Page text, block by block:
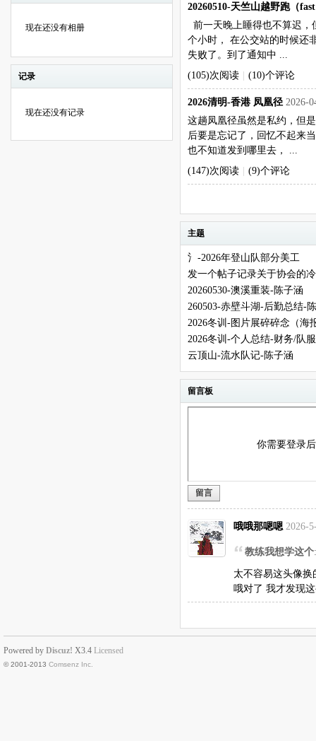
现在还没有相册
记录
现在还没有记录
20260510-天竺山越野跑（
前一天晚上睡得也不算迟
个小时， 在公交站的时候还
失败了。到了通知中 ...
(105)次阅读 | (10)个评论
2026清明-香港 凤凰径 2026-
这趟凤凰径虽然是私约，但
后要是忘记了，回忆不起来
也不知道发到哪里去， ...
(147)次阅读 | (9)个评论
主题
氵-2026年登山队部分美工
发一个帖子记录关于协会的
20260530-澳溪重装-陈子涵
260503-赤壁斗湖-后勤总结-
2026冬训-图片展碎碎念（
2026冬训-个人总结-财务/队
云顶山-流水队记-陈子涵
留言板
你需要登录
留言
哦哦那嗯嗯 2026-
教练我想学这个
太不容易这头像
哦对了 我才发现
Powered by Discuz! X3.4 Licensed
© 2001-2013 Comsenz Inc.